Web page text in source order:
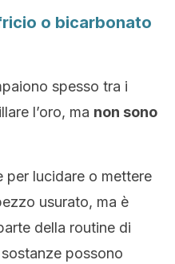
o bicarbonato
spesso tra i
l’oro, ma non sono
per lucidare o mettere
usurato, ma è
della routine di
possono